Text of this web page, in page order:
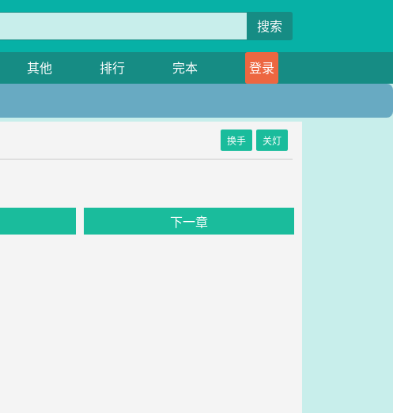
搜索
其他 排行 完本
登录
换手 关灯
下一章